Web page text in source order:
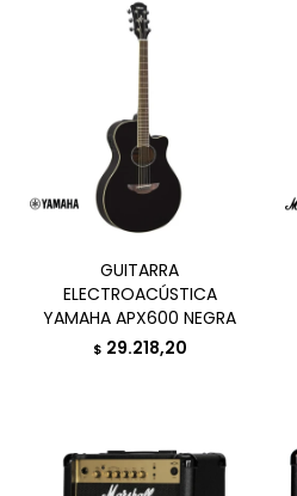
GUITARRA
ELECTROACÚSTICA
YAMAHA APX600 NEGRA
$ 29.218,20